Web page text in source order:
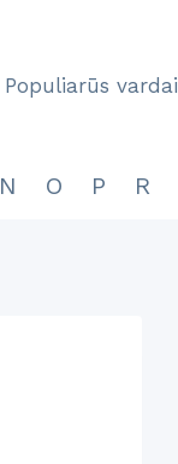
Populiarūs vardai
N O P R